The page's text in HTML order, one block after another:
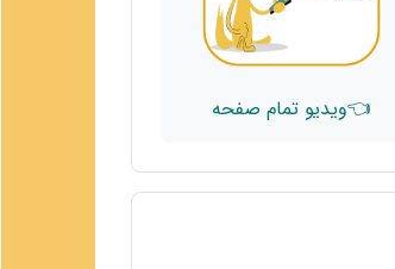
👈ویدیو تمام صفحه